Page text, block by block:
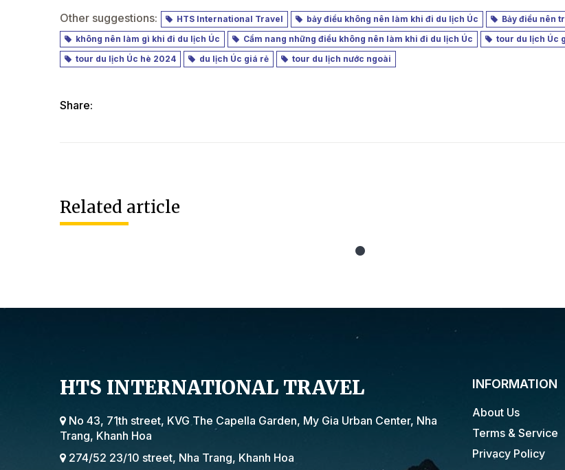
Other suggestions:
HTS International Travel bảy điều không nên làm khi đi du lịch Úc
Bảy điều nên
không nên làm gì khi đi du lịch Úc
Cẩm nang những điều không nên làm khi đi du lịch Úc
tour du lịch Úc
tour du lịch Úc hè 2024
du lịch Úc giá rẻ tour du lịch nước ngoài
Share:
Related article
HTS INTERNATIONAL TRAVEL
No 43, 71th street, KVG The Capella Garden, My Gia Urban Center, Nha
Trang, Khanh Hoa
274/52 23/10 street, Nha Trang, Khanh Hoa
INFORMATION
About Us
Terms & Service
Privacy Policy